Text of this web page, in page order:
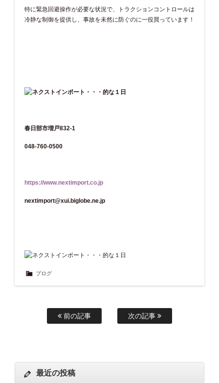
特に緊急回避操作が必要な状況で、トラクションコントロールは
冷静な制御を提供し、事故を未然に防ぐのに一役買っています！
春日部市増戸832-1
048-760-0500
https://www.nextimport.co.jp
nextimport@xui.biglobe.ne.jp
ブログ
前の記事 次の記事
最近の投稿